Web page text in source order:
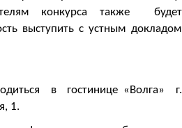
конкурса также будет
выступить с устным докладом
в гостинице «Волга» г.
1.